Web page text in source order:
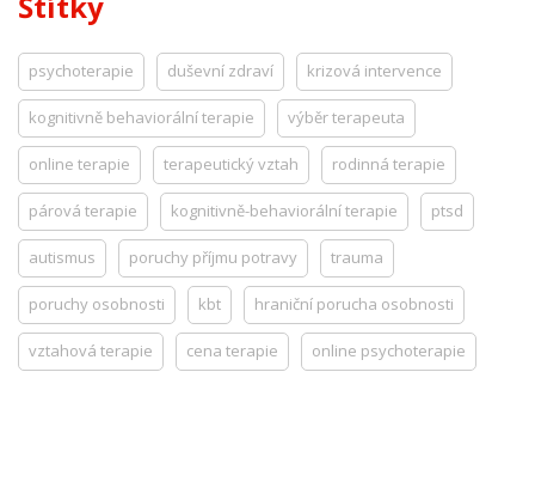
psychoterapie duševní zdraví krizová intervence
kognitivně behaviorální terapie výběr terapeuta
online terapie terapeutický vztah rodinná terapie
párová terapie kognitivně-behaviorální terapie ptsd
autismus poruchy příjmu potravy trauma
poruchy osobnosti kbt hraniční porucha osobnosti
vztahová terapie cena terapie online psychoterapie